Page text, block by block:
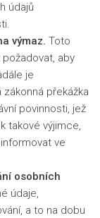
údajů
výmaz. Toto
aby
je
překážka
povinnosti, jež
takové výjimce,
ve
osobních
údaje,
a to na dobu